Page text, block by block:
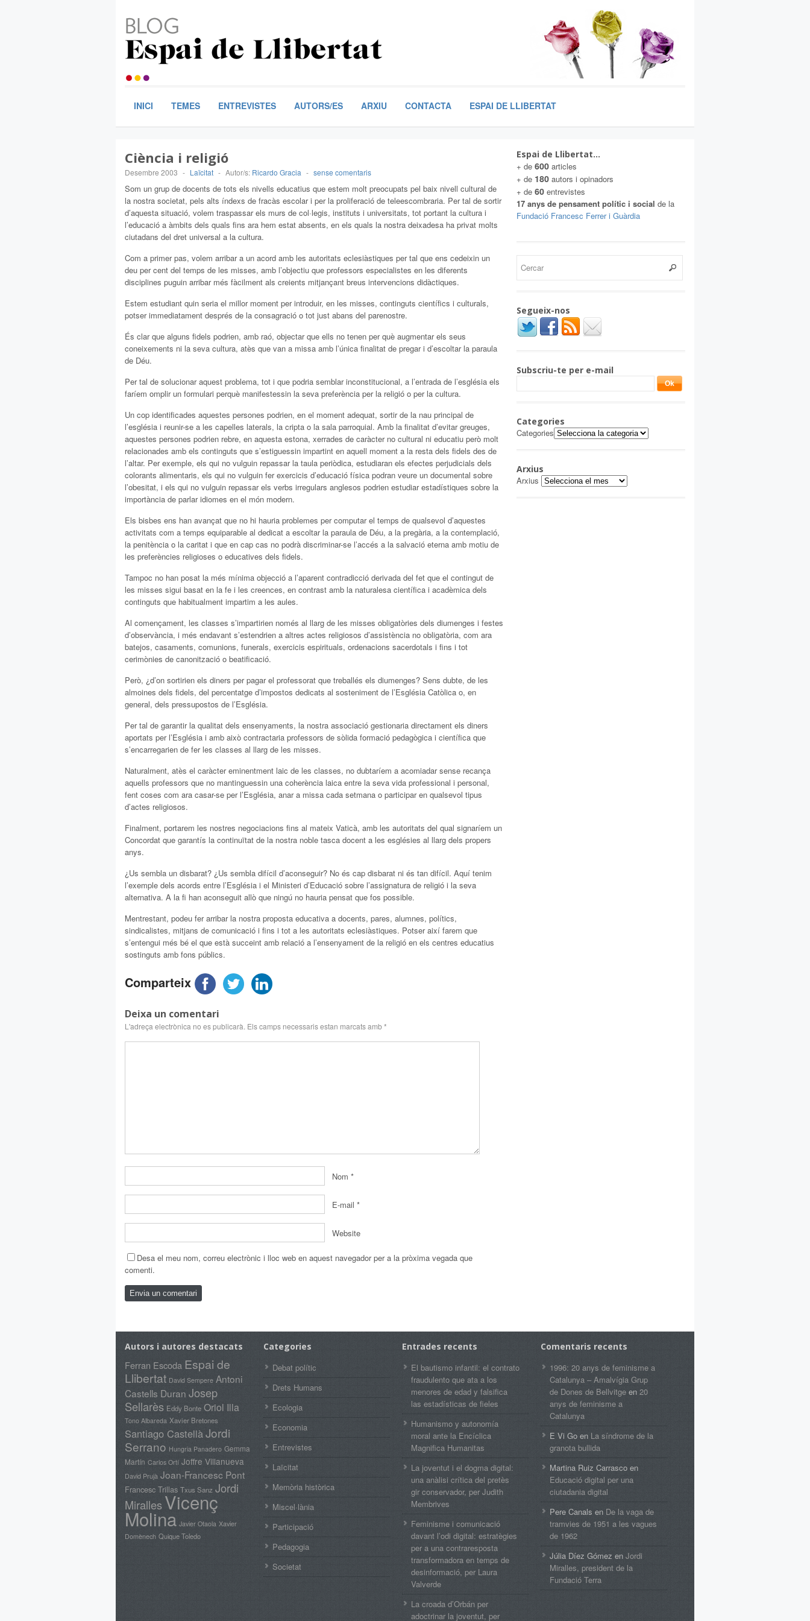
INICI TEMES ENTREVISTES AUTORS/ES ARXIU CONTACTA ESPAI DE LLIBERTAT
Ciència i religió
Desembre 2003 - Laïcitat - Autor/s: Ricardo Gracia - sense comentaris
Som un grup de docents de tots els nivells educatius que estem molt preocupats pel baix nivell cultural de
la nostra societat, pels alts índexs de fracàs escolar i per la proliferació de teleescombraria. Per tal de sortir
d’aquesta situació, volem traspassar els murs de col·legis, instituts i universitats, tot portant la cultura i
l’educació a àmbits dels quals fins ara hem estat absents, en els quals la nostra deixadesa ha privat molts
ciutadans del dret universal a la cultura.
Com a primer pas, volem arribar a un acord amb les autoritats eclesiàstiques per tal que ens cedeixin un
deu per cent del temps de les misses, amb l’objectiu que professors especialistes en les diferents
disciplines puguin arribar més fàcilment als creients mitjançant breus intervencions didàctiques.
Estem estudiant quin seria el millor moment per introduir, en les misses, continguts científics i culturals,
potser immediatament després de la consagració o tot just abans del parenostre.
És clar que alguns fidels podrien, amb raó, objectar que ells no tenen per què augmentar els seus
coneixements ni la seva cultura, atès que van a missa amb l’única finalitat de pregar i d’escoltar la paraula
de Déu.
Per tal de solucionar aquest problema, tot i que podria semblar inconstitucional, a l’entrada de l’església els
faríem omplir un formulari perquè manifestessin la seva preferència per la religió o per la cultura.
Un cop identificades aquestes persones podrien, en el moment adequat, sortir de la nau principal de
l’església i reunir-se a les capelles laterals, la cripta o la sala parroquial. Amb la finalitat d’evitar greuges,
aquestes persones podrien rebre, en aquesta estona, xerrades de caràcter no cultural ni educatiu però molt
relacionades amb els continguts que s’estiguessin impartint en aquell moment a la resta dels fidels des de
l’altar. Per exemple, els qui no vulguin repassar la taula periòdica, estudiaran els efectes perjudicials dels
colorants alimentaris, els qui no vulguin fer exercicis d’educació física podran veure un documental sobre
l’obesitat, i els qui no vulguin repassar els verbs irregulars anglesos podrien estudiar estadístiques sobre la
importància de parlar idiomes en el món modern.
Els bisbes ens han avançat que no hi hauria problemes per computar el temps de qualsevol d’aquestes
activitats com a temps equiparable al dedicat a escoltar la paraula de Déu, a la pregària, a la contemplació,
la penitència o la caritat i que en cap cas no podrà discriminar-se l’accés a la salvació eterna amb motiu de
les preferències religioses o educatives dels fidels.
Tampoc no han posat la més mínima objecció a l’aparent contradicció derivada del fet que el contingut de
les misses sigui basat en la fe i les creences, en contrast amb la naturalesa científica i acadèmica dels
continguts que habitualment impartim a les aules.
Al començament, les classes s’impartirien només al llarg de les misses obligatòries dels diumenges i festes
d’observància, i més endavant s’estendrien a altres actes religiosos d’assistència no obligatòria, com ara
batejos, casaments, comunions, funerals, exercicis espirituals, ordenacions sacerdotals i fins i tot
cerimònies de canonització o beatificació.
Però, ¿d’on sortirien els diners per pagar el professorat que treballés els diumenges? Sens dubte, de les
almoines dels fidels, del percentatge d’impostos dedicats al sosteniment de l’Església Catòlica o, en
general, dels pressupostos de l’Església.
Per tal de garantir la qualitat dels ensenyaments, la nostra associació gestionaria directament els diners
aportats per l’Església i amb això contractaria professors de sòlida formació pedagògica i científica que
s’encarregarien de fer les classes al llarg de les misses.
Naturalment, atès el caràcter eminentment laic de les classes, no dubtaríem a acomiadar sense recança
aquells professors que no mantinguessin una coherència laica entre la seva vida professional i personal,
fent coses com ara casar-se per l’Església, anar a missa cada setmana o participar en qualsevol tipus
d’actes religiosos.
Finalment, portarem les nostres negociacions fins al mateix Vaticà, amb les autoritats del qual signaríem un
Concordat que garantís la continuïtat de la nostra noble tasca docent a les esglésies al llarg dels propers
anys.
¿Us sembla un disbarat? ¿Us sembla difícil d’aconseguir? No és cap disbarat ni és tan difícil. Aquí tenim
l’exemple dels acords entre l’Església i el Ministeri d’Educació sobre l’assignatura de religió i la seva
alternativa. A la fi han aconseguit allò que ningú no hauria pensat que fos possible.
Mentrestant, podeu fer arribar la nostra proposta educativa a docents, pares, alumnes, polítics,
sindicalistes, mitjans de comunicació i fins i tot a les autoritats eclesiàstiques. Potser així farem que
s’entengui més bé el que està succeint amb relació a l’ensenyament de la religió en els centres educatius
sostinguts amb fons públics.
Comparteix
Deixa un comentari
L'adreça electrònica no es publicarà. Els camps necessaris estan marcats amb*
Nom *
E-mail *
Website
Desa el meu nom, correu electrònic i lloc web en aquest navegador per a la pròxima vegada que
comenti.
Espai de Llibertat…
+ de 600 articles
+ de 180 autors i opinadors
+ de 60 entrevistes
17 anys de pensament polític i social de la
Fundació Francesc Ferrer i Guàrdia
Segueix-nos
Subscriu-te per e-mail
Categories
Categories
Arxius
Arxius
Autors i autores destacats
Ferran Escoda Espai de
Llibertat David Sempere Antoni
Castells Duran Josep
Sellarès Eddy Bonte Oriol Illa
Tono Albareda Xavier Bretones
Santiago CastellàJordi
Serrano Hungria Panadero Gemma
Martín Carlos Ortí Joffre Villanueva
David Prujà Joan-Francesc Pont
Francesc Trillas Txus Sanz Jordi
MirallesVicenç
Molina Javier Otaola Xavier
Domènech Quique Toledo
Categories
Debat polític
Drets Humans
Ecologia
Economia
Entrevistes
Laïcitat
Memòria històrica
Miscel·lània
Participació
Pedagogia
Societat
Entrades recents
El bautismo infantil: el contrato
fraudulento que ata a los
menores de edad y falsifica
las estadísticas de fieles
Humanismo y autonomía
moral ante la Encíclica
Magnifica Humanitas
La joventut i el dogma digital:
una anàlisi crítica del pretès
gir conservador, per Judith
Membrives
Feminisme i comunicació
davant l’odi digital: estratègies
per a una contraresposta
transformadora en temps de
desinformació, per Laura
Valverde
La croada d’Orbán per
adoctrinar la joventut, per
Comentaris recents
1996: 20 anys de feminisme a
Catalunya – Amalvígia Grup
de Dones de Bellvitge en 20
anys de feminisme a
Catalunya
E Vi Go en La síndrome de la
granota bullida
Martina Ruiz Carrasco en
Educació digital per una
ciutadania digital
Pere Canals en De la vaga de
tramvies de 1951 a les vagues
de 1962
Júlia Díez Gómez en Jordi
Miralles, president de la
Fundació Terra